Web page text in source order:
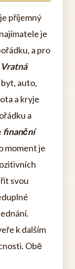
příjemný
je
a pro
Vratná
byt, auto,
a kryje
a
finanční
moment je
svou
k dalším
Obě